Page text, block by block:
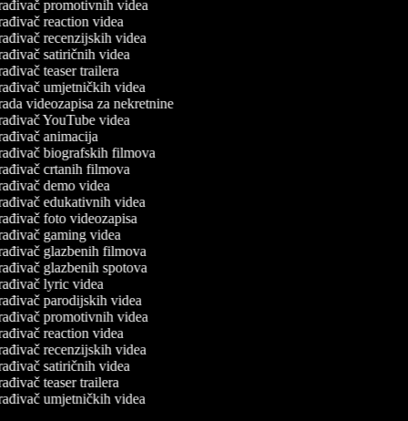
promotivnih videa
reaction videa
recenzijskih videa
satiričnih videa
teaser trailera
umjetničkih videa
videozapisa za nekretnine
YouTube videa
animacija
biografskih filmova
crtanih filmova
demo videa
edukativnih videa
foto videozapisa
gaming videa
glazbenih filmova
glazbenih spotova
lyric videa
parodijskih videa
promotivnih videa
reaction videa
recenzijskih videa
satiričnih videa
teaser trailera
umjetničkih videa